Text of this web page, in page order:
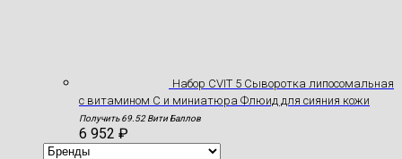
Набор CVIT 5 Сыворотка липосомальная
с витамином С и миниатюра Флюид для сияния кожи
Получить 69.52 Вити Баллов
6 952 ₽